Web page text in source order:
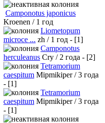
Camponotus japonicus
Kroenen / 1 год
Liometopum
microce ... zh / 1 год - [1]
Camponotus
herculeanus Cry / 2 года - [2]
Tetramorium
caespitum Mipmikiper / 3 года
- [1]
Tetramorium
caespitum Mipmikiper / 3 года
- [1]